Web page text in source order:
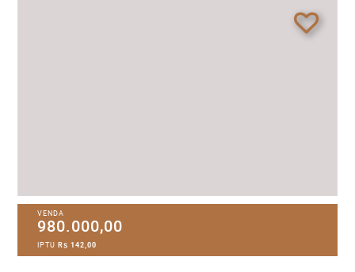
VENDA
980.000,00
IPTUR$ 142,00